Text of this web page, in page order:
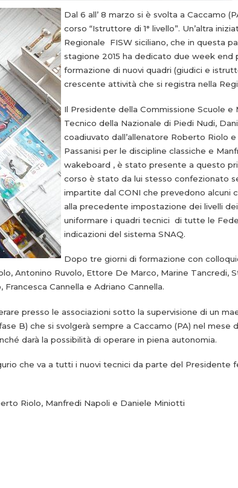
Dal 6 all’ 8 marzo si è svolta a Caccamo
corso “Istruttore di 1° livello”. Un’altra
Regionale FISW siciliano, che in questa
stagione 2015 ha dedicato due week end
formazione di nuovi quadri (giudici e
crescente attività che si registra nella
Il Presidente della Commissione Scuole e
Tecnico della Nazionale di Piedi Nudi,
coadiuvato dall’allenatore Roberto Riolo
Passanisi per le discipline classiche e
wakeboard , è stato presente a questo
corso è stato da lui stesso confezionato
impartite dal CONI che prevedono alcuni
alla precedente impostazione dei livelli
uniformare i quadri tecnici di tutte le
indicazioni del sistema SNAQ.
Dopo tre giorni di formazione con
Antonino Ruvolo, Ettore De Marco, Marine Tancredi,
Cannella e Adriano Cannella.
presso le associazioni sotto la supervisione di un
B) che si svolgerà sempre a Caccamo (PA) nel mese
darà la possibilità di operare in piena autonomia.
che va a tutti i nuovi tecnici da parte del Presidente
Riolo, Manfredi Napoli e Daniele Miniotti